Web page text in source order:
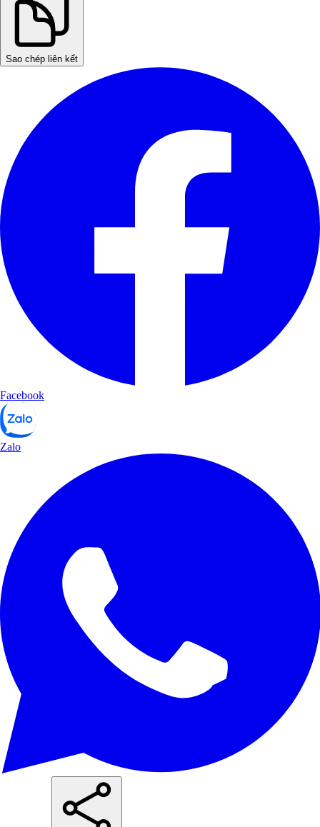
Sao chép liên kết
Facebook
Zalo